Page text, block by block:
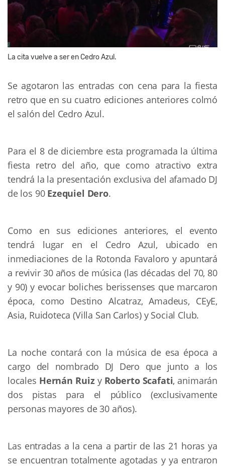
La cita vuelve a ser en Cedro Azul.
Se agotaron las entradas con cena para la fiesta
retro que en su cuatro ediciones anteriores colmó
el salón del Cedro Azul.
Para el 8 de diciembre esta programada la última
fiesta retro del año, que como atractivo extra
tendrá la la presentación exclusiva del afamado DJ
de los 90 Ezequiel Dero.
Como en sus ediciones anteriores, el evento
tendrá lugar en el Cedro Azul, ubicado en
inmediaciones de la Rotonda Favaloro y apuntará
a revivir 30 años de música (las décadas del 70, 80
y 90) y evocar boliches berissenses que marcaron
época, como Destino Alcatraz, Amadeus, CEyE,
Asia, Ruidoteca (Villa San Carlos) y Social Club.
La noche contará con la música de esa época a
cargo del nombrado DJ Dero que junto a los
locales Hernán Ruiz yRoberto Scafati, animarán
dos pistas para el público (exclusivamente
personas mayores de 30 años).
Las entradas a la cena a partir de las 21 horas ya
se encuentran totalmente agotadas y ya entraron